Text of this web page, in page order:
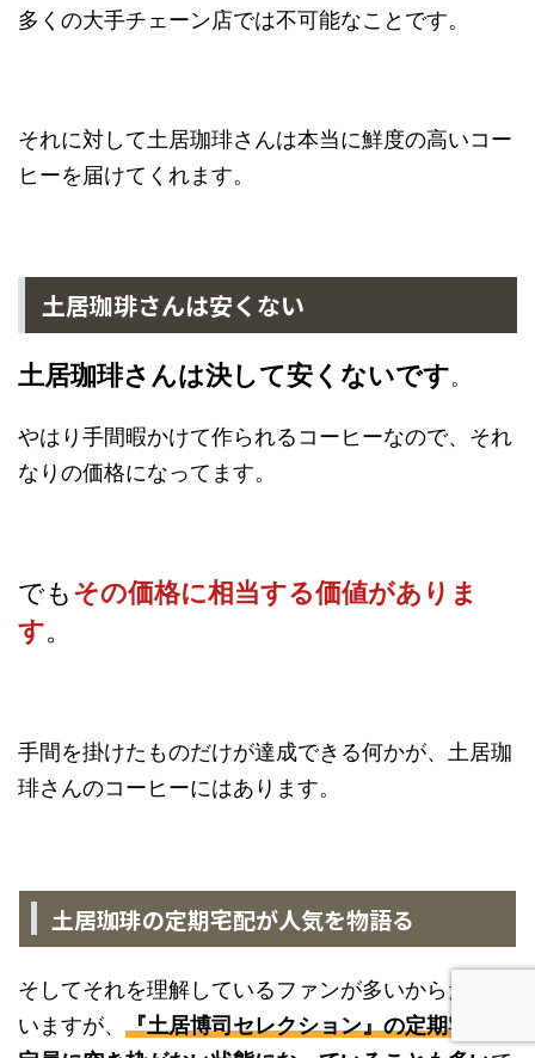
多くの大手チェーン店では不可能なことです。
それに対して土居珈琲さんは本当に鮮度の高いコー
ヒーを届けてくれます。
土居珈琲さんは安くない
土居珈琲さんは決して安くないです。
やはり手間暇かけて作られるコーヒーなので、それ
なりの価格になってます。
でもその価格に相当する価値がありま
す。
手間を掛けたものだけが達成できる何かが、土居珈
琲さんのコーヒーにはあります。
土居珈琲の定期宅配が人気を物語る
そしてそれを理解しているファンが多いからだと思
いますが、 『土居博司セレクション』の定期宅配は